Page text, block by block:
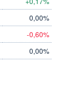
0,00%
-0,60%
0,00%